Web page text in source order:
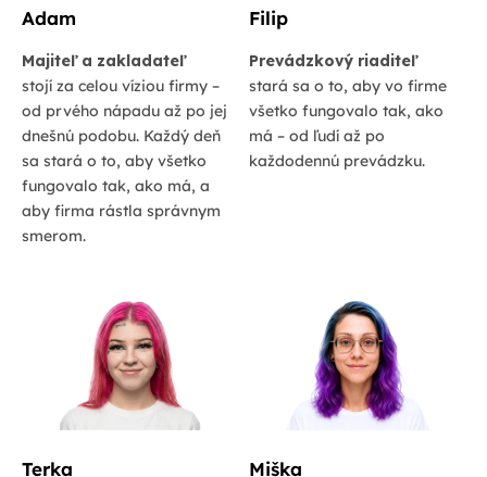
Adam
Majiteľ a zakladateľ
stojí za celou víziou firmy –
od prvého nápadu až po jej
dnešnú podobu. Každý deň
sa stará o to, aby všetko
fungovalo tak, ako má, a
aby firma rástla správnym
smerom.
Filip
Prevádzkový riaditeľ
stará sa o to, aby vo firme
všetko fungovalo tak, ako
má – od ľudí až po
každodennú prevádzku.
Terka Miška